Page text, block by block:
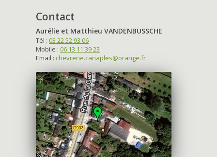
Contact
Aurélie et Matthieu VANDENBUSSCHE
Tél : 03 22 52 93 06
Mobile : 06 13 11 39 23
Email : chevrerie.canaples@orange.fr